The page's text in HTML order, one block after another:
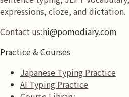
expressions, cloze, and dictation.
Contact us:hi@pomodiary.com
Practice & Courses
Japanese Typing Practice
AI Typing Practice